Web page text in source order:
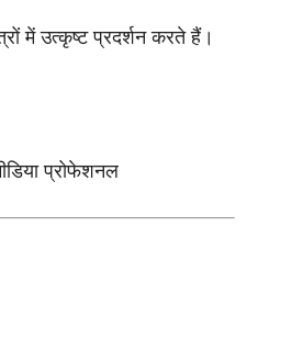
में उत्कृष्ट प्रदर्शन करते हैं।
प्रोफेशनल